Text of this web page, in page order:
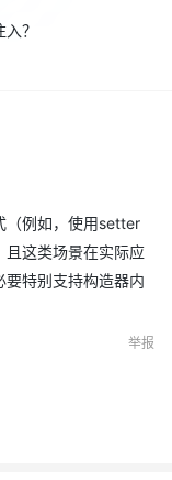
？
（例如，使用setter
这类场景在实际应
特别支持构造器内
举报